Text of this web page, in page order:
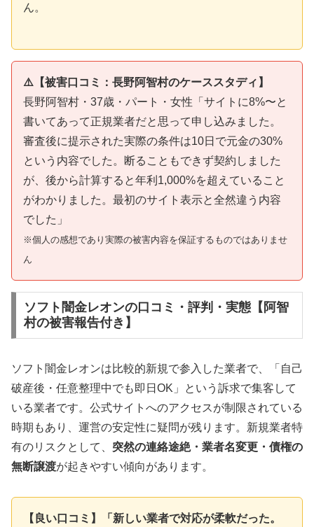
ん。
⚠️【被害口コミ：長野阿智村のケーススタディ】
長野阿智村・37歳・パート・女性「サイトに8%〜と
書いてあって正規業者だと思って申し込みました。
審査後に提示された実際の条件は10日で元金の30%
という内容でした。断ることもできず契約しました
が、後から計算すると年利1,000%を超えていること
がわかりました。最初のサイト表示と全然違う内容
でした」
※個人の感想であり実際の被害内容を保証するものではありませ
ん
ソフト闇金レオンの口コミ・評判・実態【阿智
村の被害報告付き】
ソフト闇金レオンは比較的新規で参入した業者で、「自己
破産後・任意整理中でも即日OK」という訴求で集客して
いる業者です。公式サイトへのアクセスが制限されている
時期もあり、運営の安定性に疑問が残ります。新規業者特
有のリスクとして、 突然の連絡途絶・業者名変更・債権の
無断譲渡が起きやすい傾向があります。
【良い口コミ】「新しい業者で対応が柔軟だった。